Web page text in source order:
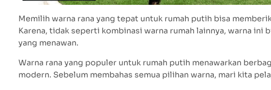
Memilih warna rana yang tepat untuk rumah putih bisa
Karena, tidak seperti kombinasi warna rumah lainnya, warna
yang menawan.
Warna rana yang populer untuk rumah putih menawarkan
modern. Sebelum membahas semua pilihan warna, mari kita